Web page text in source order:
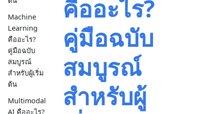
Machine
Learning
คืออะไร?
คู่มือฉบับ
สมบูรณ์
สำหรับผู้เริ่ม
ต้น
Multimodal
AI คืออะไร?
คืออะไร?
คู่มือฉบับ
สมบูรณ์
สำหรับผู้